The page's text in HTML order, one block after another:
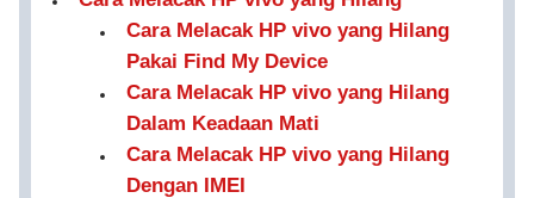
Cara Melacak HP vivo yang Hilang
Pakai Find My Device
Cara Melacak HP vivo yang Hilang
Dalam Keadaan Mati
Cara Melacak HP vivo yang Hilang
Dengan IMEI